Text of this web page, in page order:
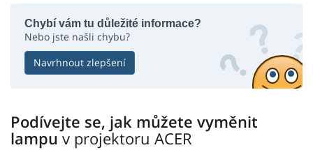
Chybí vám tu důležité informace?
Nebo jste našli chybu?
Navrhnout zlepšení
Podívejte se, jak můžete vyměnit
lampuv projektoru ACER